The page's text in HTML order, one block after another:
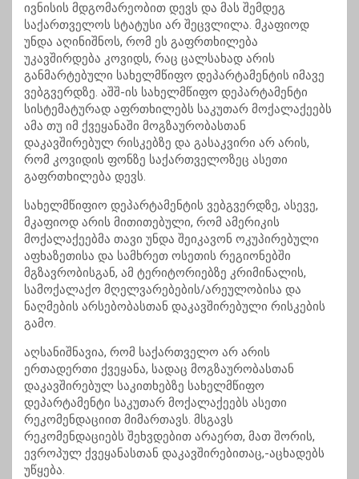
ივნისის მდგომარეობით დევს და მას შემდეგ
საქართველოს სტატუსი არ შეცვლილა. მკაფიოდ
უნდა აღინიშნოს, რომ ეს გაფრთხილება
უკავშირდება კოვიდს, რაც ცალსახად არის
განმარტებული სახელმწიფო დეპარტამენტის იმავე
ვებგვერდზე. აშშ-ის სახელმწიფო დეპარტამენტი
სისტემატურად აფრთხილებს საკუთარ მოქალაქეებს
ამა თუ იმ ქვეყანაში მოგზაურობასთან
დაკავშირებულ რისკებზე და გასაკვირი არ არის,
რომ კოვიდის ფონზე საქართველოზეც ასეთი
გაფრთხილება დევს.
სახელმწიფიო დეპარტამენტის ვებგვერდზე, ასევე,
მკაფიოდ არის მითითებული, რომ ამერიკის
მოქალაქეებმა თავი უნდა შეიკავონ ოკუპირებული
აფხაზეთისა და სამხრეთ ოსეთის რეგიონებში
მგზავრობისგან, ამ ტერიტორიებზე კრიმინალის,
სამოქალაქო მღელვარებების/არეულობისა და
ნაღმების არსებობასთან დაკავშირებული რისკების
გამო.
აღსანიშნავია, რომ საქართველო არ არის
ერთადერთი ქვეყანა, სადაც მოგზაურობასთან
დაკავშირებულ საკითხებზე სახელმწიფო
დეპარტამენტი საკუთარ მოქალაქეებს ასეთი
რეკომენდაციით მიმართავს. მსგავს
რეკომენდაციებს შეხვდებით არაერთ, მათ შორის,
ევროპულ ქვეყანასთან დაკავშირებითაც,-აცხადებს
უწყება.